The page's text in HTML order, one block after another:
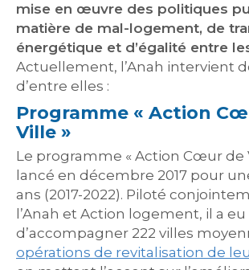
mise en œuvre des politiques
matière de mal-logement, de
énergétique et d’égalité entre
Actuellement, l’Anah intervient
d’entre elles :
Programme « Action
Ville »
Le programme « Action Cœur de
lancé en décembre 2017 pour
ans (2017-2022). Piloté
l’Anah et Action logement, il a
d’accompagner 222 villes
opérations de revitalisation de